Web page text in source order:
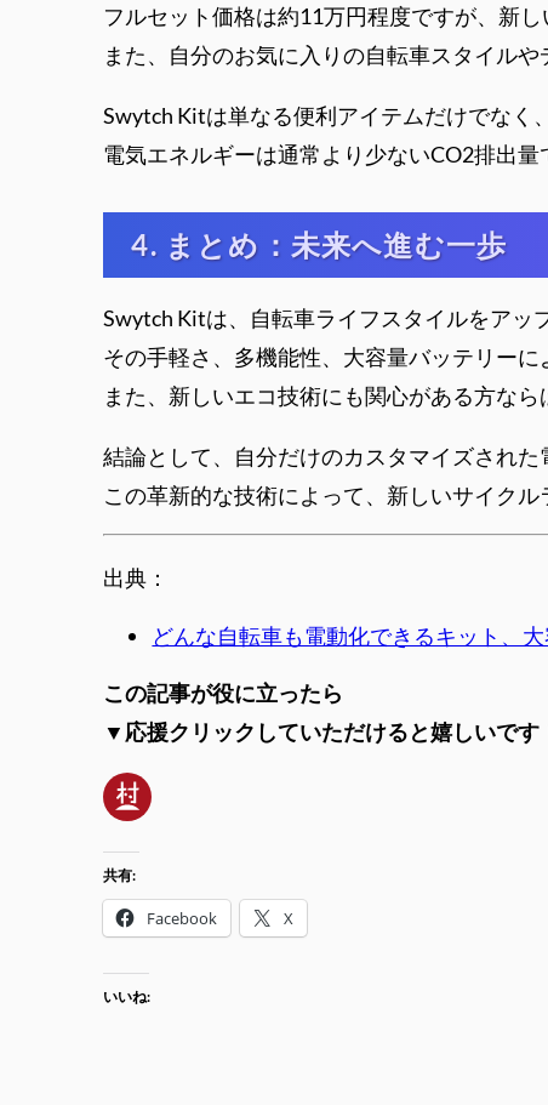
フルセット価格は約11万円程度ですが、新
また、自分のお気に入りの自転車スタイル
Swytch Kitは単なる便利アイテムだけでなく
電気エネルギーは通常より少ないCO2排出
4. まとめ：未来へ進む一歩
Swytch Kitは、自転車ライフスタイルをアッ
その手軽さ、多機能性、大容量バッテリー
また、新しいエコ技術にも関心がある方な
結論として、自分だけのカスタマイズされ
この革新的な技術によって、新しいサイク
出典：
どんな自転車も電動化できるキット、
この記事が役に立ったら
▼応援クリックしていただけると嬉しいです
共有:
Facebook X
いいね: